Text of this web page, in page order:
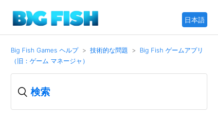
日本語
Big Fish Games ヘルプ 技術的な問題
Big Fish ゲームアプリ
（旧：ゲーム マネージャ）